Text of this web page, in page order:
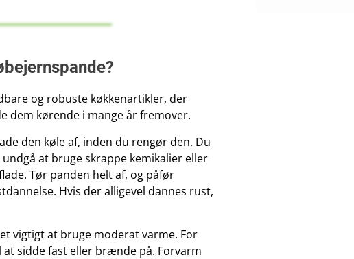
og robuste køkkenartikler, der
dem kørende i mange år fremover.
den køle af, inden du rengør den. Du
at bruge skrappe kemikalier eller
Tør panden helt af, og påfør
Hvis der alligevel dannes rust,
vigtigt at bruge moderat varme. For
sidde fast eller brænde på. Forvarm